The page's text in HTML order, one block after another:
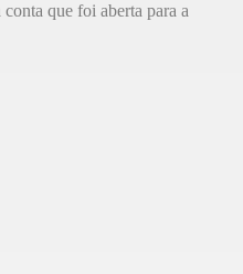
que foi aberta para a